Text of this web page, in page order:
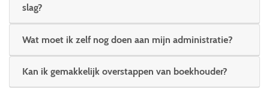
slag?
Wat moet ik zelf nog doen aan mijn administratie?
Kan ik gemakkelijk overstappen van boekhouder?